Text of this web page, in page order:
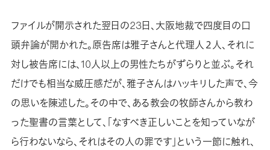
ファイルが開示された翌日の23日、大阪地裁で四度目の口
頭弁論が開かれた。原告席は雅子さんと代理人２人、それに
対し被告席には、10人以上の男性たちがずらりと並ぶ。それ
だけでも相当な威圧感だが、雅子さんはハッキリした声で、今
の思いを陳述した。その中で、ある教会の牧師さんから教わ
った聖書の言葉として、「なすべき正しいことを知っていなが
ら行わないなら、それはその人の罪です」という一節に触れ、